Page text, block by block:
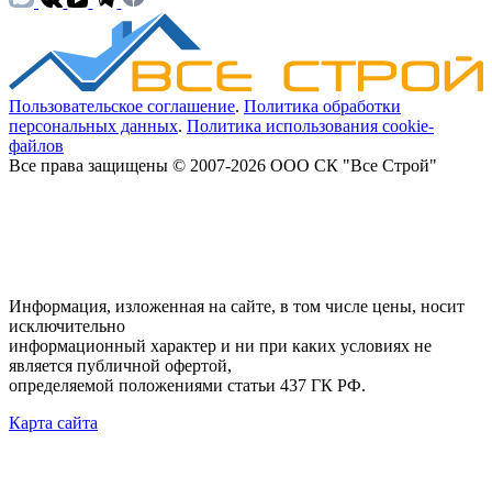
Пользовательское соглашение. Политика обработки
персональных данных. Политика использования cookie-
файлов
Все права защищены © 2007-2026 ООО СК "Все Строй"
Информация, изложенная на сайте, в том числе цены, носит
исключительно
информационный характер и ни при каких условиях не
является публичной офертой,
определяемой положениями статьи 437 ГК РФ.
Карта сайта